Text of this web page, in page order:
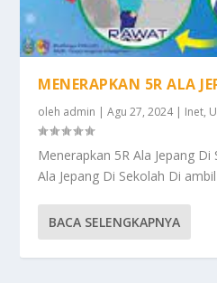
MENERAPKAN 5R ALA
oleh admin |Agu 27, 2024| Inet,
Menerapkan 5R Ala Jepang
Ala Jepang Di Sekolah Di
BACA SELENGKAPNYA